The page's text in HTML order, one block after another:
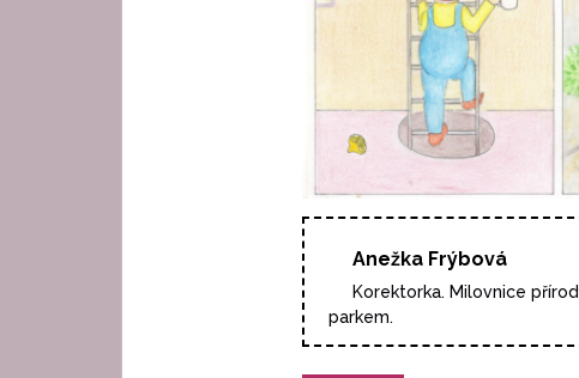
Anežka Frýbová
Korektorka. Milovnice
parkem.